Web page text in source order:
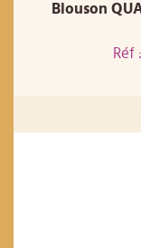
Blouson
Réf